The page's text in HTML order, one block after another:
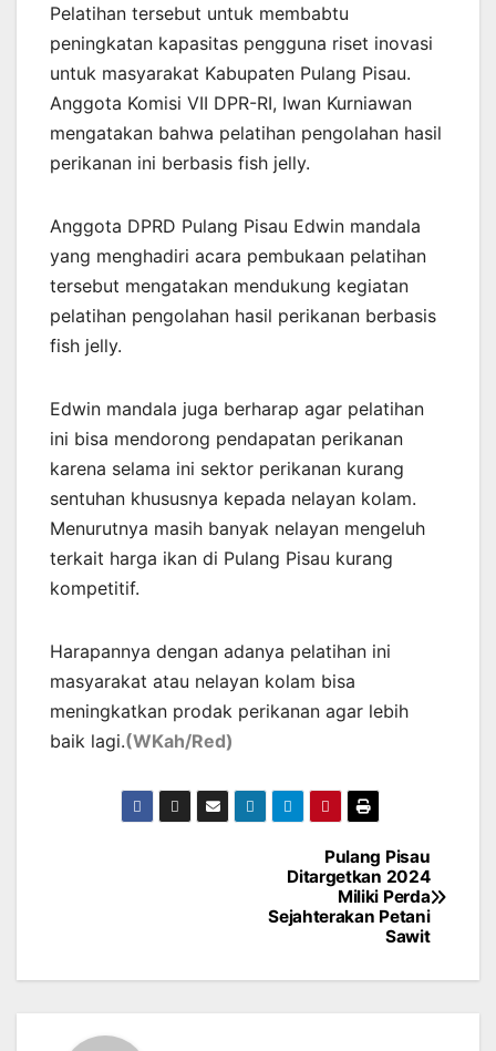
Pelatihan tersebut untuk membabtu
peningkatan kapasitas pengguna riset inovasi
untuk masyarakat Kabupaten Pulang Pisau.
Anggota Komisi VII DPR-RI, Iwan Kurniawan
mengatakan bahwa pelatihan pengolahan hasil
perikanan ini berbasis fish jelly.
Anggota DPRD Pulang Pisau Edwin mandala
yang menghadiri acara pembukaan pelatihan
tersebut mengatakan mendukung kegiatan
pelatihan pengolahan hasil perikanan berbasis
fish jelly.
Edwin mandala juga berharap agar pelatihan
ini bisa mendorong pendapatan perikanan
karena selama ini sektor perikanan kurang
sentuhan khususnya kepada nelayan kolam.
Menurutnya masih banyak nelayan mengeluh
terkait harga ikan di Pulang Pisau kurang
kompetitif.
Harapannya dengan adanya pelatihan ini
masyarakat atau nelayan kolam bisa
meningkatkan prodak perikanan agar lebih
baik lagi.(WKah/Red)
Pulang Pisau
Ditargetkan 2024
Miliki Perda
Sejahterakan Petani
Sawit